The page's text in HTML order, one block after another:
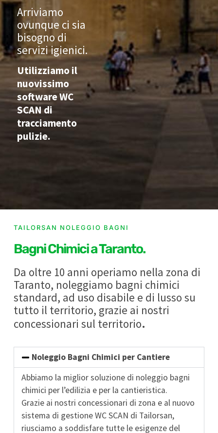
Arriviamo
ovunque ci sia
bisogno di
servizi igienici.
Utilizziamo il
nuovissimo
software WC
SCAN di
tracciamento
pulizie.
TAILORSAN NOLEGGIO BAGNI
Bagni Chimici a Taranto.
Da oltre 10 anni operiamo nella zona di
Taranto, noleggiamo bagni chimici
standard, ad uso disabile e di lusso su
tutto il territorio, grazie ai nostri
concessionari sul territorio.
Noleggio Bagni Chimici per Cantiere
Abbiamo la miglior soluzione di noleggio bagni
chimici per l’edilizia e per la cantieristica.
Grazie ai nostri concessionari di zona e al nuovo
sistema di gestione WC SCAN di Tailorsan,
riusciamo a soddisfare tutte le esigenze del